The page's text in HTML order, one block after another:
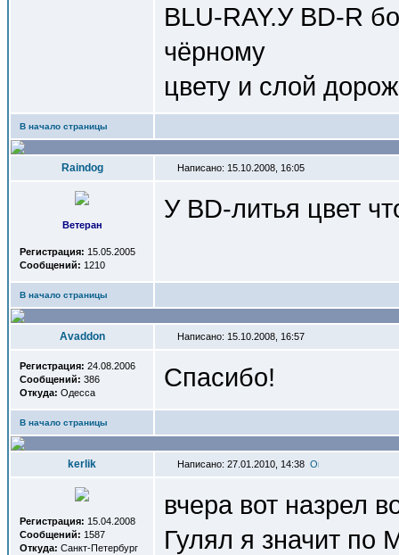
BLU-RAY.У BD-R
чёрному
цвету и слой
В начало страницы
Raindog Написано: 15.10.2008, 16:05
Ветеран
Регистрация: 15.05.2005
Сообщений: 1210
У BD-литья цвет
В начало страницы
Avaddon Написано: 15.10.2008, 16:57
Регистрация: 24.08.2006
Сообщений: 386
Откуда: Одесса
Спасибо!
В начало страницы
kerlik Написано: 27.01.2010, 14:38
Регистрация: 15.04.2008
Сообщений: 1587
Откуда: Санкт-Петербург
вчера вот назрел
Гулял я значит по